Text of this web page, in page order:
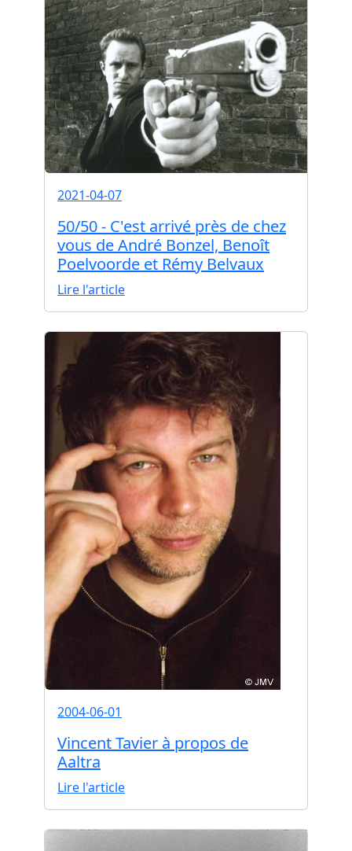
2021-04-07
50/50 - C'est arrivé près de chez
vous de André Bonzel, Benoît
Poelvoorde et Rémy Belvaux
Lire l'article
2004-06-01
Vincent Tavier à propos de
Aaltra
Lire l'article